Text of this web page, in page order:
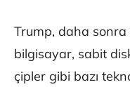
Trump, daha sonra
bilgisayar, sabit
çipler gibi bazı